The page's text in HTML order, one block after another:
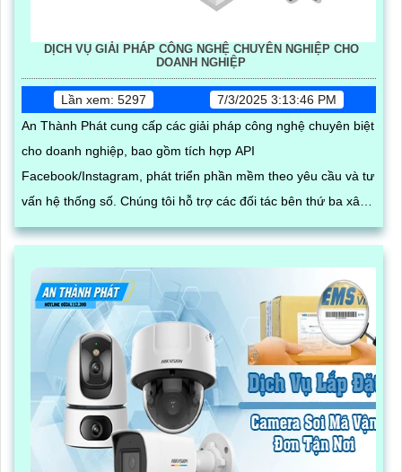
DỊCH VỤ GIẢI PHÁP CÔNG NGHỆ CHUYÊN NGHIỆP CHO
DOANH NGHIỆP
Lần xem: 5297
7/3/2025 3:13:46 PM
An Thành Phát cung cấp các giải pháp công nghệ chuyên biệt
cho doanh nghiệp, bao gồm tích hợp API
Facebook/Instagram, phát triển phần mềm theo yêu cầu và tư
vấn hệ thống số. Chúng tôi hỗ trợ các đối tác bên thứ ba xây
dựng, vận hành và mở rộng hệ thống trên nền tảng mạng xã
hàng hiệu quả trong thời đại số